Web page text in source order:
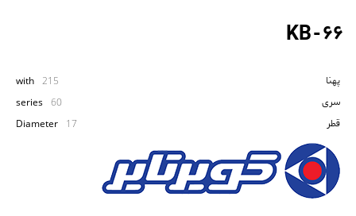
KB - 66
پهنا with 215
سری series 60
قطر Diameter 17